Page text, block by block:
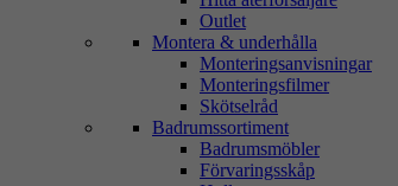
Outlet
Montera & underhålla
Monteringsanvisningar
Monteringsfilmer
Skötselråd
Badrumssortiment
Badrumsmöbler
Förvaringsskåp